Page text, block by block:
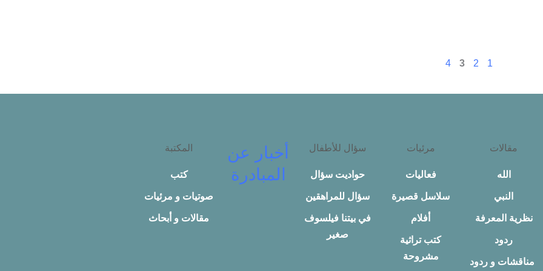
1
2
3
4
مقالات
الله
النبي
نظرية المعرفة
ردود
مناقشات و ردود
مرئيات
فعاليات
سلاسل قصيرة
أفلام
كتب تراثية
مشروحة
سؤال للأطفال
حواديت سؤال
سؤال للمراهقين
في بيتنا فيلسوف
صغير
أخبار عن
المبادرة
المكتبة
كتب
صوتيات و مرئيات
مقالات و أبحاث